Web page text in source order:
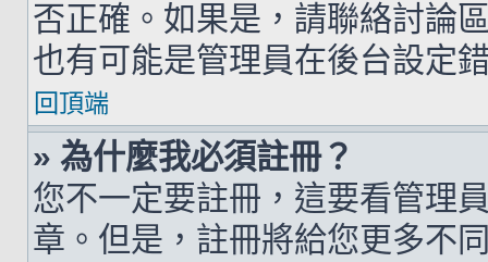
否正確。如果是，請聯絡討論
也有可能是管理員在後台設定
回頂端
» 為什麼我必須註冊？
您不一定要註冊，這要看管理
章。但是，註冊將給您更多不